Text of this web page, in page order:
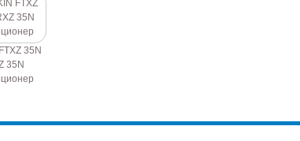
35N
35N